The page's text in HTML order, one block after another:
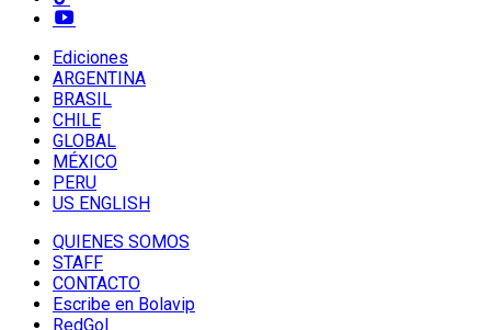
Ediciones
ARGENTINA
BRASIL
CHILE
GLOBAL
MÉXICO
PERU
US ENGLISH
QUIENES SOMOS
STAFF
CONTACTO
Escribe en Bolavip
RedGol